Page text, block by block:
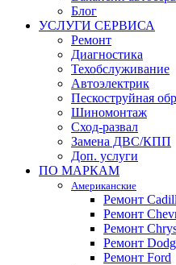
Блог
УСЛУГИ СЕРВИСА
Ремонт
Диагностика
Техобслуживание
Автоэлектрик
Пескоструйная
Шиномонтаж
Сход-развал
Замена ДВС/КПП
Доп. услуги
ПО МАРКАМ
Американские
Ремонт
Ремонт
Ремонт
Ремонт
Ремонт Ford